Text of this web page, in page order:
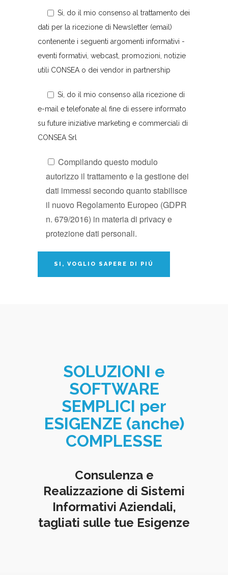
Si , do il mio consenso al trattamento dei
dati per la ricezione di Newsletter (email)
contenente i seguenti argomenti informativi -
eventi formativi, webcast, promozioni, notizie
utili CONSEA o dei vendor in partnership
Si , do il mio consenso alla ricezione di
e-mail e telefonate al fine di essere informato
su future iniziative marketing e commerciali di
CONSEA Srl
Compilando questo modulo
autorizzo il trattamento e la gestione dei
dati immessi secondo quanto stabilisce
il nuovo Regolamento Europeo (GDPR
n. 679/2016) in materia di privacy e
protezione dati personali.
SOLUZIONI e
SOFTWARE
SEMPLICI per
ESIGENZE (anche)
COMPLESSE
Consulenza e
Realizzazione di Sistemi
Informativi Aziendali,
tagliati sulle tue Esigenze